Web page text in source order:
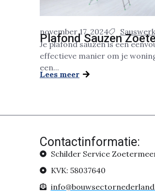
november 17, 2024 Sauswerk
Plafond Sauzen
Je plafond sauzen is een
effectieve manier om je
een...
Lees meer
Contactinformatie:
Schilder Service
KVK: 58037640